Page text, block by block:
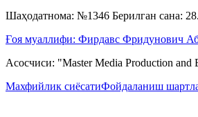
Шаҳодатнома: №1346 Берилган сана:
Ғоя муаллифи: Фирдавс Фридунович
Асосчиси: "Master Media Production and
Махфийлик сиёсатиФойдаланиш